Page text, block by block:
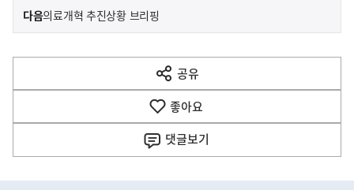
이
전
다
음
다음기
의료개혁 추진상황 브리핑
공유
열
기
좋아요
댓글보기